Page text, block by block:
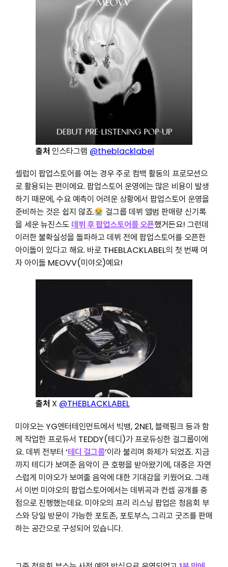
출처 인스타그램 @theblacklabel
셀럽이 팝업스토어를 여는 경우 주로 컴백 활동의 프로모션으
로 활용되는 편이에요. 팝업스토어 운영에는 많은 비용이 발생
하기 때문에, 수요 예측이 어려운 상황에서 팝업스토어 운영을
준비하는 것은 쉽지 않죠.
걸그룹 데뷔 앨범 판매량 신기록
을 세운 뉴진스도 데뷔 후 팝업스토어를 오픈했거든요! 그런데
이러한 불확실성을 돌파하고 데뷔 전에 팝업스토어를 오픈한
아이돌이 있다고 해요. 바로 THEBLACKLABEL의 첫 번째 여
자 아이돌 MEOVV(미야오)예요!
출처 X @THEBLACKLABEL
미야오는 YG엔터테인먼트에서 빅뱅, 2NE1, 블랙핑크 등과 함
께 작업한 프로듀서 TEDDY(테디)가 프로듀싱한 걸그룹이에
요. 데뷔 전부터 ‘테디 걸그룹’이라 불리며 화제가 되었죠. 지금
까지 테디가 보여준 음악이 큰 호평을 받아왔기에, 대중은 자연
스럽게 미야오가 보여줄 음악에 대한 기대감을 키웠어요. 그래
서 이번 미야오의 팝업스토어에서는 데뷔곡과 컨셉 공개를 중
점으로 진행했는데요. 미야오의 프리 리스닝 팝업은 청음회 부
스와 당일 방문이 가능한 포토존, 포토부스, 그리고 굿즈를 판매
하는 공간으로 구성되어 있습니다.